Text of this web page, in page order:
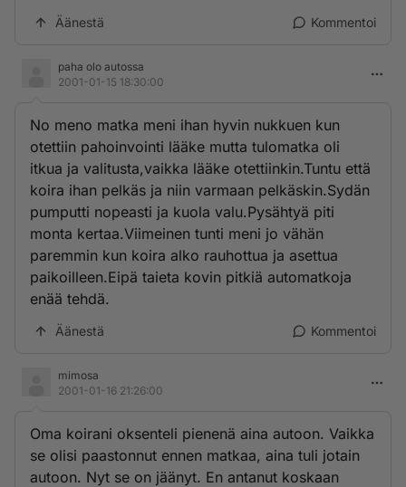
Äänestä Kommentoi
paha olo autossa
2001-01-15 18:30:00
No meno matka meni ihan hyvin nukkuen kun
otettiin pahoinvointi lääke mutta tulomatka oli
itkua ja valitusta,vaikka lääke otettiinkin.Tuntu että
koira ihan pelkäs ja niin varmaan pelkäskin.Sydän
pumputti nopeasti ja kuola valu.Pysähtyä piti
monta kertaa.Viimeinen tunti meni jo vähän
paremmin kun koira alko rauhottua ja asettua
paikoilleen.Eipä taieta kovin pitkiä automatkoja
enää tehdä.
Äänestä Kommentoi
mimosa
2001-01-16 21:26:00
Oma koirani oksenteli pienenä aina autoon. Vaikka
se olisi paastonnut ennen matkaa, aina tuli jotain
autoon. Nyt se on jäänyt. En antanut koskaan